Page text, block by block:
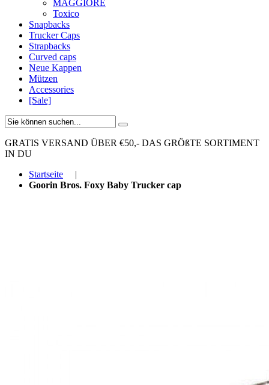
MAGGIORE
Toxico
Snapbacks
Trucker Caps
Strapbacks
Curved caps
Neue Kappen
Mützen
Accessories
[Sale]
GRATIS VERSAND ÜBER €50,- DAS GRÖßTE SORTIMENT
IN DU
Startseite
|
Goorin Bros. Foxy Baby Trucker cap